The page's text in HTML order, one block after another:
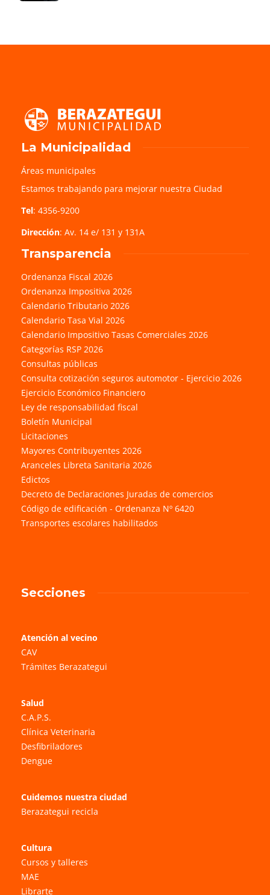
La Municipalidad
Áreas municipales
Estamos trabajando para mejorar nuestra Ciudad
Tel: 4356-9200
Dirección: Av. 14 e/ 131 y 131A
Transparencia
Ordenanza Fiscal 2026
Ordenanza Impositiva 2026
Calendario Tributario 2026
Calendario Tasa Vial 2026
Calendario Impositivo Tasas Comerciales 2026
Categorías RSP 2026
Consultas públicas
Consulta cotización seguros automotor - Ejercicio 2026
Ejercicio Económico Financiero
Ley de responsabilidad fiscal
Boletín Municipal
Licitaciones
Mayores Contribuyentes 2026
Aranceles Libreta Sanitaria 2026
Edictos
Decreto de Declaraciones Juradas de comercios
Código de edificación - Ordenanza Nº 6420
Transportes escolares habilitados
Secciones
Atención al vecino
CAV
Trámites Berazategui
Salud
C.A.P.S.
Clínica Veterinaria
Desfibriladores
Dengue
Cuidemos nuestra ciudad
Berazategui recicla
Cultura
Cursos y talleres
MAE
Librarte